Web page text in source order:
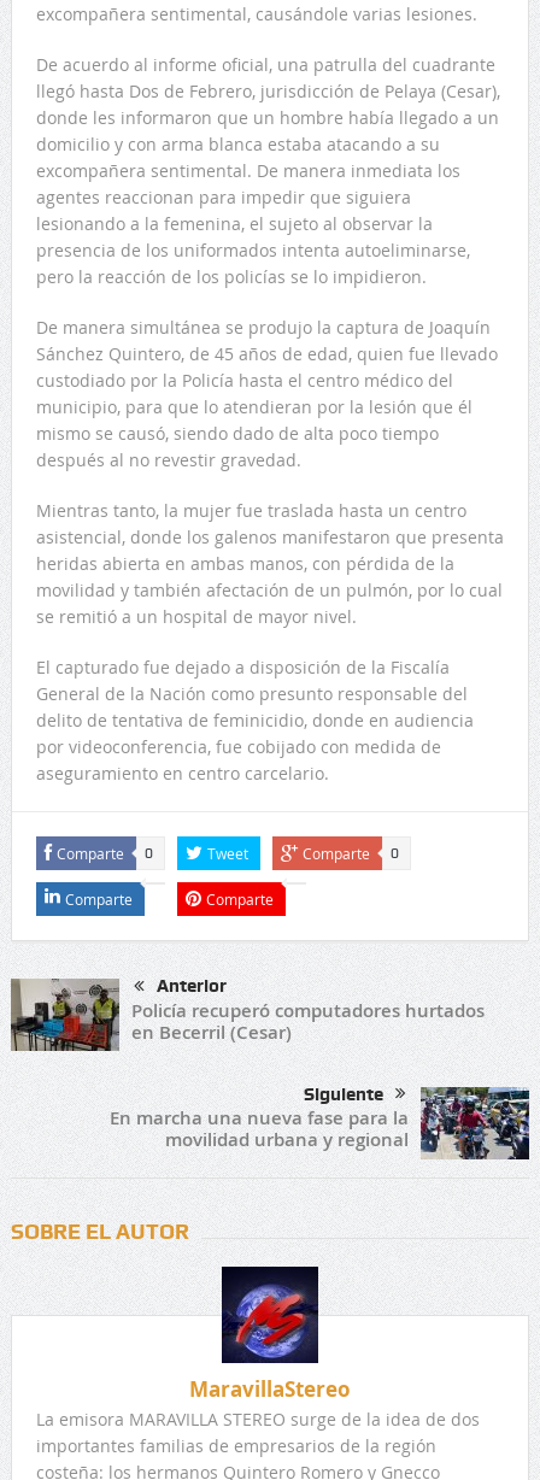
excompañera sentimental, causándole varias lesiones.
De acuerdo al informe oficial, una patrulla del cuadrante
llegó hasta Dos de Febrero, jurisdicción de Pelaya (Cesar),
donde les informaron que un hombre había llegado a un
domicilio y con arma blanca estaba atacando a su
excompañera sentimental. De manera inmediata los
agentes reaccionan para impedir que siguiera
lesionando a la femenina, el sujeto al observar la
presencia de los uniformados intenta autoeliminarse,
pero la reacción de los policías se lo impidieron.
De manera simultánea se produjo la captura de Joaquín
Sánchez Quintero, de 45 años de edad, quien fue llevado
custodiado por la Policía hasta el centro médico del
municipio, para que lo atendieran por la lesión que él
mismo se causó, siendo dado de alta poco tiempo
después al no revestir gravedad.
Mientras tanto, la mujer fue traslada hasta un centro
asistencial, donde los galenos manifestaron que presenta
heridas abierta en ambas manos, con pérdida de la
movilidad y también afectación de un pulmón, por lo cual
se remitió a un hospital de mayor nivel.
El capturado fue dejado a disposición de la Fiscalía
General de la Nación como presunto responsable del
delito de tentativa de feminicidio, donde en audiencia
por videoconferencia, fue cobijado con medida de
aseguramiento en centro carcelario.
Comparte 0 Tweet Comparte 0
Comparte Comparte
Anterior
Policía recuperó computadores hurtados
en Becerril (Cesar)
Siguiente
En marcha una nueva fase para la
movilidad urbana y regional
SOBRE EL AUTOR
MaravillaStereo
La emisora MARAVILLA STEREO surge de la idea de dos
importantes familias de empresarios de la región
costeña: los hermanos Quintero Romero y Gnecco